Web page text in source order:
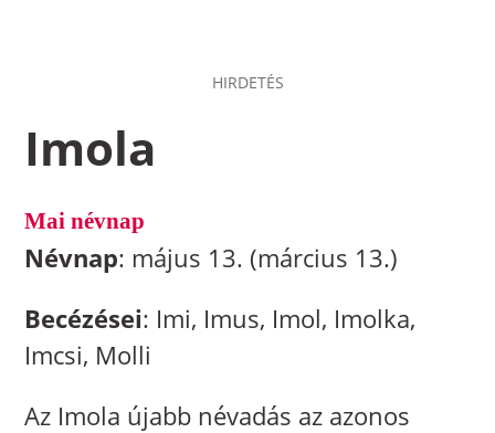
HIRDETÉS
Imola
Mai névnap
Névnap: május 13. (március 13.)
Becézései: Imi, Imus, Imol, Imolka,
Imcsi, Molli
Az Imola újabb névadás az azonos